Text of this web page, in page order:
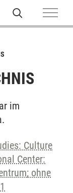
im
Culture
Center:
ohne